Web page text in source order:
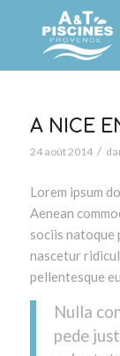
A NICE
24 août 2014 /
Lorem ipsum
Aenean
sociis natoque
nascetur
pellentesque
Nulla
pede